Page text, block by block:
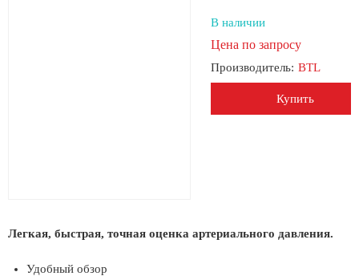
В наличии
Цена по запросу
Производитель: BTL
Купить
Легкая, быстрая, точная оценка артериального давления.
Удобный обзор